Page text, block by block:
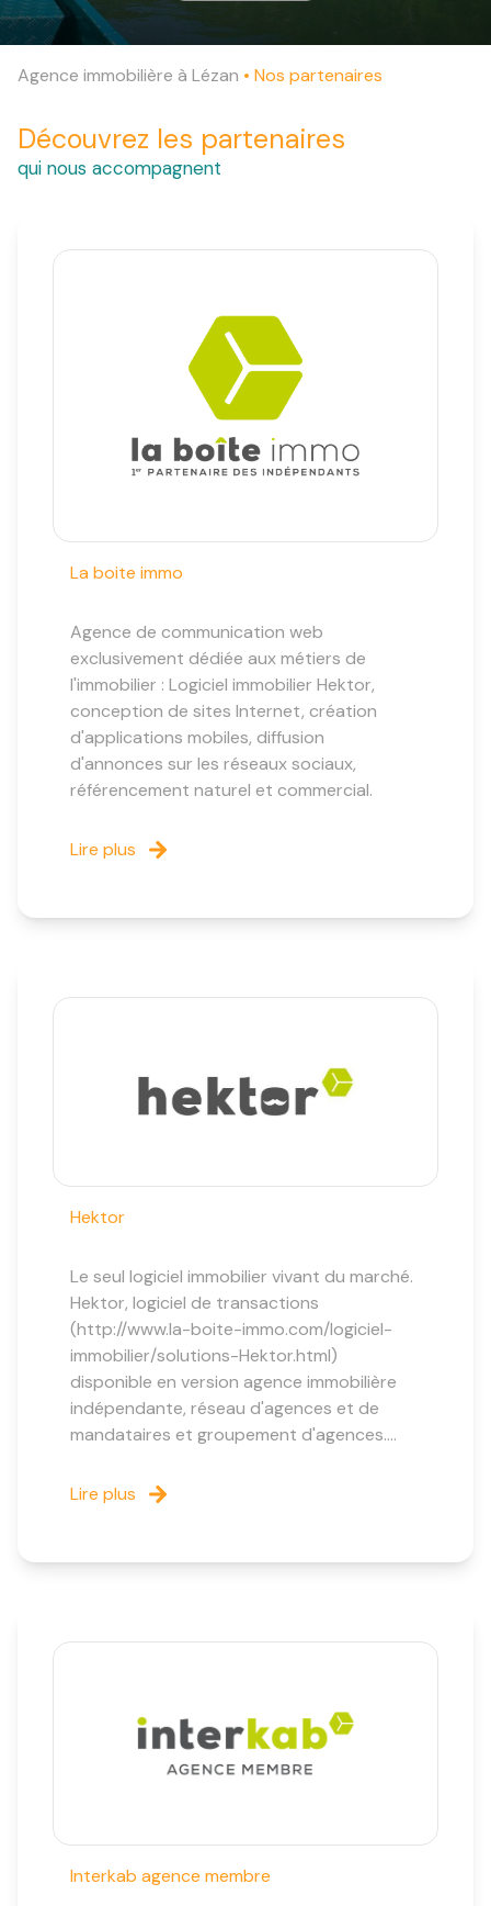
Estimation
Notre
agence
Contact
Agence immobilière à Lézan Nos partenaires
Découvrez les partenaires
qui nous accompagnent
La boite immo
Agence de communication web
exclusivement dédiée aux métiers de
l'immobilier : Logiciel immobilier Hektor,
conception de sites Internet, création
d'applications mobiles, diffusion
d'annonces sur les réseaux sociaux,
référencement naturel et commercial.
Lire plus
Hektor
Le seul logiciel immobilier vivant du marché.
Hektor, logiciel de transactions
(http://www.la-boite-immo.com/logiciel-
immobilier/solutions-Hektor.html)
disponible en version agence immobilière
indépendante, réseau d'agences et de
mandataires et groupement d'agences....
Lire plus
Interkab agence membre